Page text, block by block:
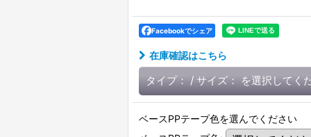
Facebookでシェア
在庫確認はこちら
タイプ： / サイズ： を選択してく
ベースPPテープ色を選んでください